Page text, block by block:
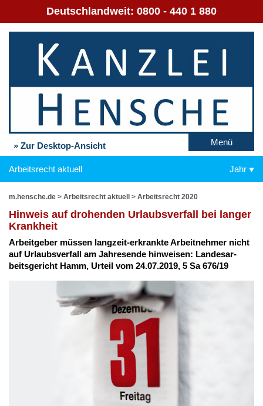
Deutschlandweit: 0800 - 440 1 880
» Zur Desktop-Ansicht Menü
Arbeitsrecht aktuell Jahr
m.hensche.de > Arbeitsrecht aktuell > Arbeitsrecht 2020
Hin­weis auf dro­hen­den Ur­laubs­ver­fall bei lan­ger
Krank­heit
Ar­beit­ge­ber müs­sen lang­zeit-er­krank­te Ar­beit­neh­mer nicht
auf Ur­laubs­ver­fall am Jah­res­en­de hin­wei­sen: Lan­des­ar­
beits­ge­richt Hamm, Ur­teil vom 24.07.2019, 5 Sa 676/19